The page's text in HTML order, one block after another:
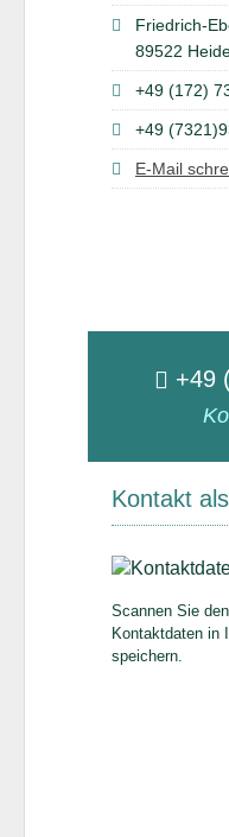
Friedrich-
89522
+49 (172)
+49
E-Mail
+49
Kontakt
Scannen Sie
Kontaktdaten in
speichern.